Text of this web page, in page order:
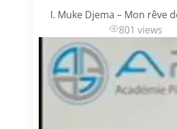
I. Muke Djema – Mon rêve
801 views